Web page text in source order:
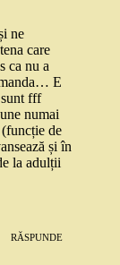
ne
care
ca nu a
E
sunt fff
numai
de
și în
la adulții
RĂSPUNDE